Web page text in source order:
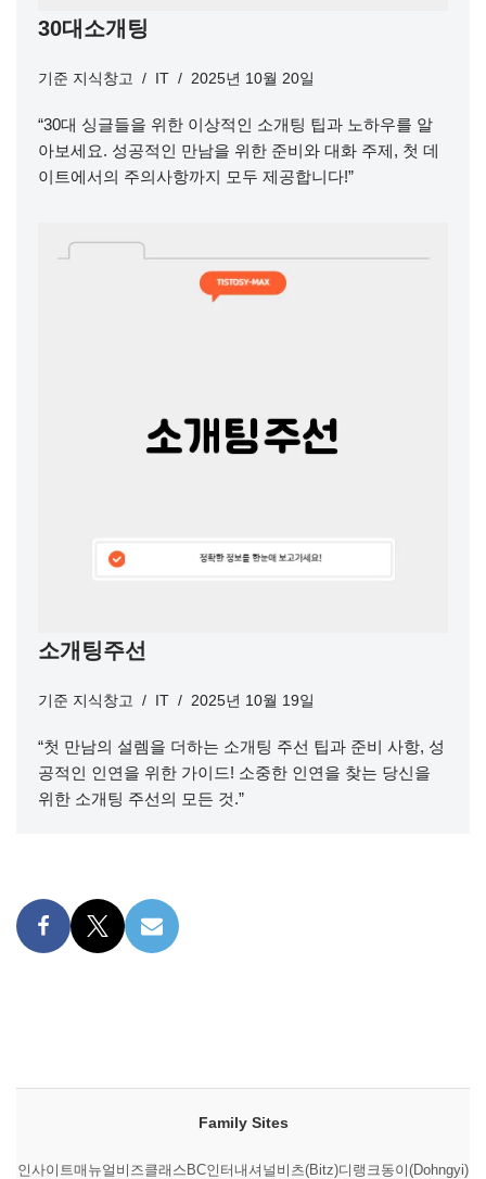
30대소개팅
기준 지식창고 IT 2025년 10월 20일
“30대 싱글들을 위한 이상적인 소개팅 팁과 노하우를 알
아보세요. 성공적인 만남을 위한 준비와 대화 주제, 첫 데
이트에서의 주의사항까지 모두 제공합니다!”
소개팅주선
기준 지식창고 IT 2025년 10월 19일
“첫 만남의 설렘을 더하는 소개팅 주선 팁과 준비 사항, 성
공적인 인연을 위한 가이드! 소중한 인연을 찾는 당신을
위한 소개팅 주선의 모든 것.”
Family Sites
인사이트매뉴얼 비즈클래스 BC인터내셔널 비츠(Bitz)디랭크동이(Dohngyi)